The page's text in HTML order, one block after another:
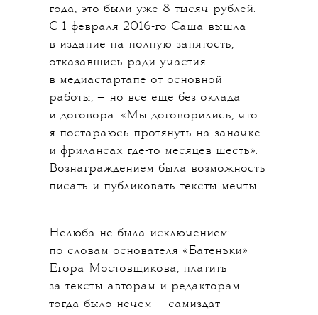
года, это были уже 8 тысяч рублей.
С 1 февраля 2016-го Саша вышла
в издание на полную занятость,
отказавшись ради участия
в медиастартапе от основной
работы, — но все еще без оклада
и договора: «Мы договорились, что
я постараюсь протянуть на заначке
и фрилансах где-то месяцев шесть».
Вознаграждением была возможность
писать и публиковать тексты мечты.
Нелюба не была исключением:
по словам основателя «Батеньки»
Егора Мостовщикова, платить
за тексты авторам и редакторам
тогда было нечем — самиздат